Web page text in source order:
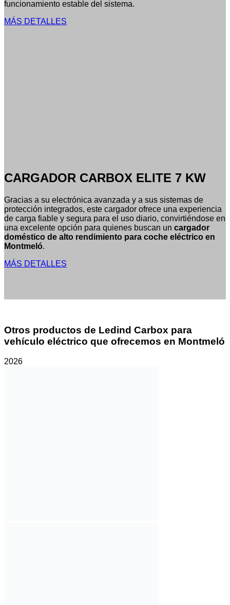
funcionamiento estable del sistema.
MÁS DETALLES
CARGADOR CARBOX ELITE 7 KW
Gracias a su electrónica avanzada y a sus sistemas de
protección integrados, este cargador ofrece una experiencia
de carga fiable y segura para el uso diario, convirtiéndose en
una excelente opción para quienes buscan un cargador
doméstico de alto rendimiento para coche eléctrico en
Montmeló.
MÁS DETALLES
Otros productos de Ledind Carbox para
vehículo eléctrico que ofrecemos en Montmeló
2026